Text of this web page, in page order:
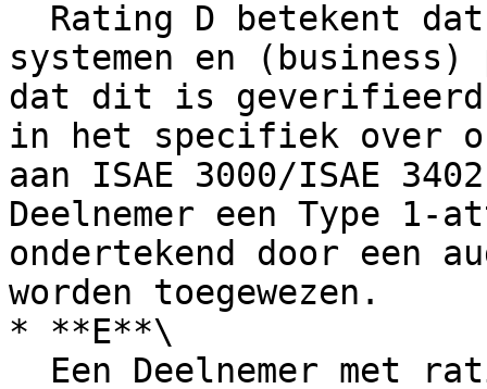
systemen en
dat dit is geverifieerd
in het specifiek over
aan ISAE 3000/ISAE
Deelnemer een Type
ondertekend door een
worden toegewezen.
* **E**\